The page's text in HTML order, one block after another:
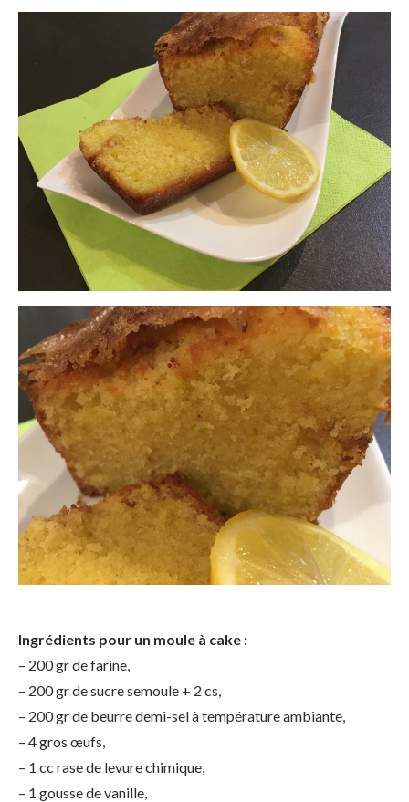
Ingrédients pour un moule à cake :
– 200 gr de farine,
– 200 gr de sucre semoule + 2 cs,
– 200 gr de beurre demi-sel à température ambiante,
– 4 gros œufs,
– 1 cc rase de levure chimique,
– 1 gousse de vanille,